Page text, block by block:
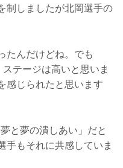
制しましたが北岡選手の
んだけどね。でも
テージは高いと思いま
感じられたと思います
と夢の潰しあい」だと
手もそれに共感していま